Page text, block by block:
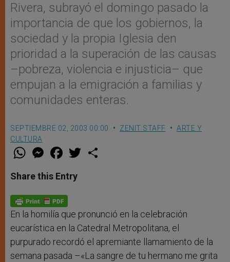
Rivera, subrayó el domingo pasado la
importancia de que los gobiernos, la
sociedad y la propia Iglesia den
prioridad a la superación de las causas
–pobreza, violencia e injusticia– que
empujan a la emigración a familias y
comunidades enteras.
SEPTIEMBRE 02, 2003 00:00 ZENIT STAFF
ARTE Y
CULTURA
W
t
s
p
p
M
e
s
e
g
e
r
F
a
e
b
o
k
w
Share this Entry
En la homilía que pronunció en la celebración
eucarística en la Catedral Metropolitana, el
purpurado recordó el apremiante llamamiento de la
semana pasada –«La sangre de tu hermano me grita